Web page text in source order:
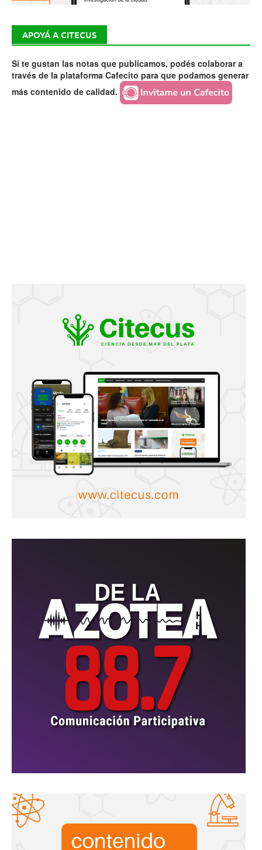
APOYÁ A CITECUS
Si te gustan las notas que publicamos, podés colaborar a
través de la plataforma Cafecito para que podamos generar
más contenido de calidad.